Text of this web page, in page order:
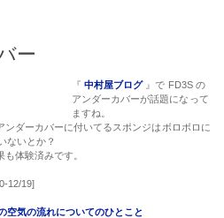
ー
『中村屋ブログ』で FD3S の
アンダーカバーが話題になって
ますね。
ンダーカバーに付いてるスポンジはボロボロに
ないとか？
体験済みです。
12/19]
空気の流れについてのひとこと